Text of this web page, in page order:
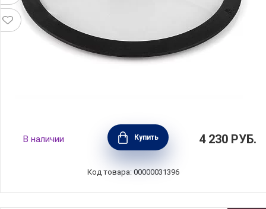
Крышка 28 см с силиконовым ободом,
Barazzoni, Италия, 849134028
В наличии Купить 4 230 РУБ.
Код товара: 00000031396